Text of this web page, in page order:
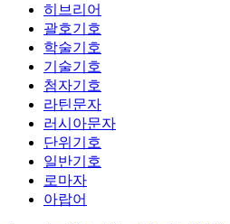
히브리어
괄호기호
학술기호
기술기호
첨자기호
라틴문자
러시아문자
단위기호
일반기호
로마자
아랍어